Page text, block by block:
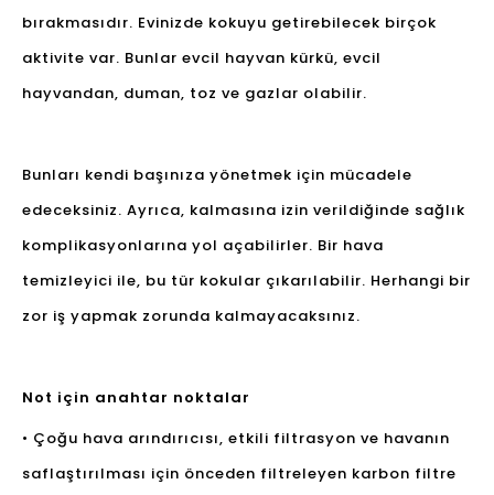
bırakmasıdır. Evinizde kokuyu getirebilecek birçok
aktivite var. Bunlar evcil hayvan kürkü, evcil
hayvandan, duman, toz ve gazlar olabilir.
Bunları kendi başınıza yönetmek için mücadele
edeceksiniz. Ayrıca, kalmasına izin verildiğinde sağlık
komplikasyonlarına yol açabilirler. Bir hava
temizleyici ile, bu tür kokular çıkarılabilir. Herhangi bir
zor iş yapmak zorunda kalmayacaksınız.
Not için anahtar noktalar
• Çoğu hava arındırıcısı, etkili filtrasyon ve havanın
saflaştırılması için önceden filtreleyen karbon filtre